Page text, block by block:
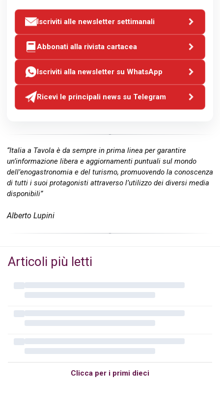
Iscriviti alle newsletter settimanali
Abbonati alla rivista cartacea
Iscriviti alla newsletter su WhatsApp
Ricevi le principali news su Telegram
“Italia a Tavola è da sempre in prima linea per garantire
un’informazione libera e aggiornamenti puntuali sul mondo
dell’enogastronomia e del turismo, promuovendo la conoscenza
di tutti i suoi protagonisti attraverso l’utilizzo dei diversi media
disponibili”
Alberto Lupini
Articoli più letti
Clicca per i primi dieci